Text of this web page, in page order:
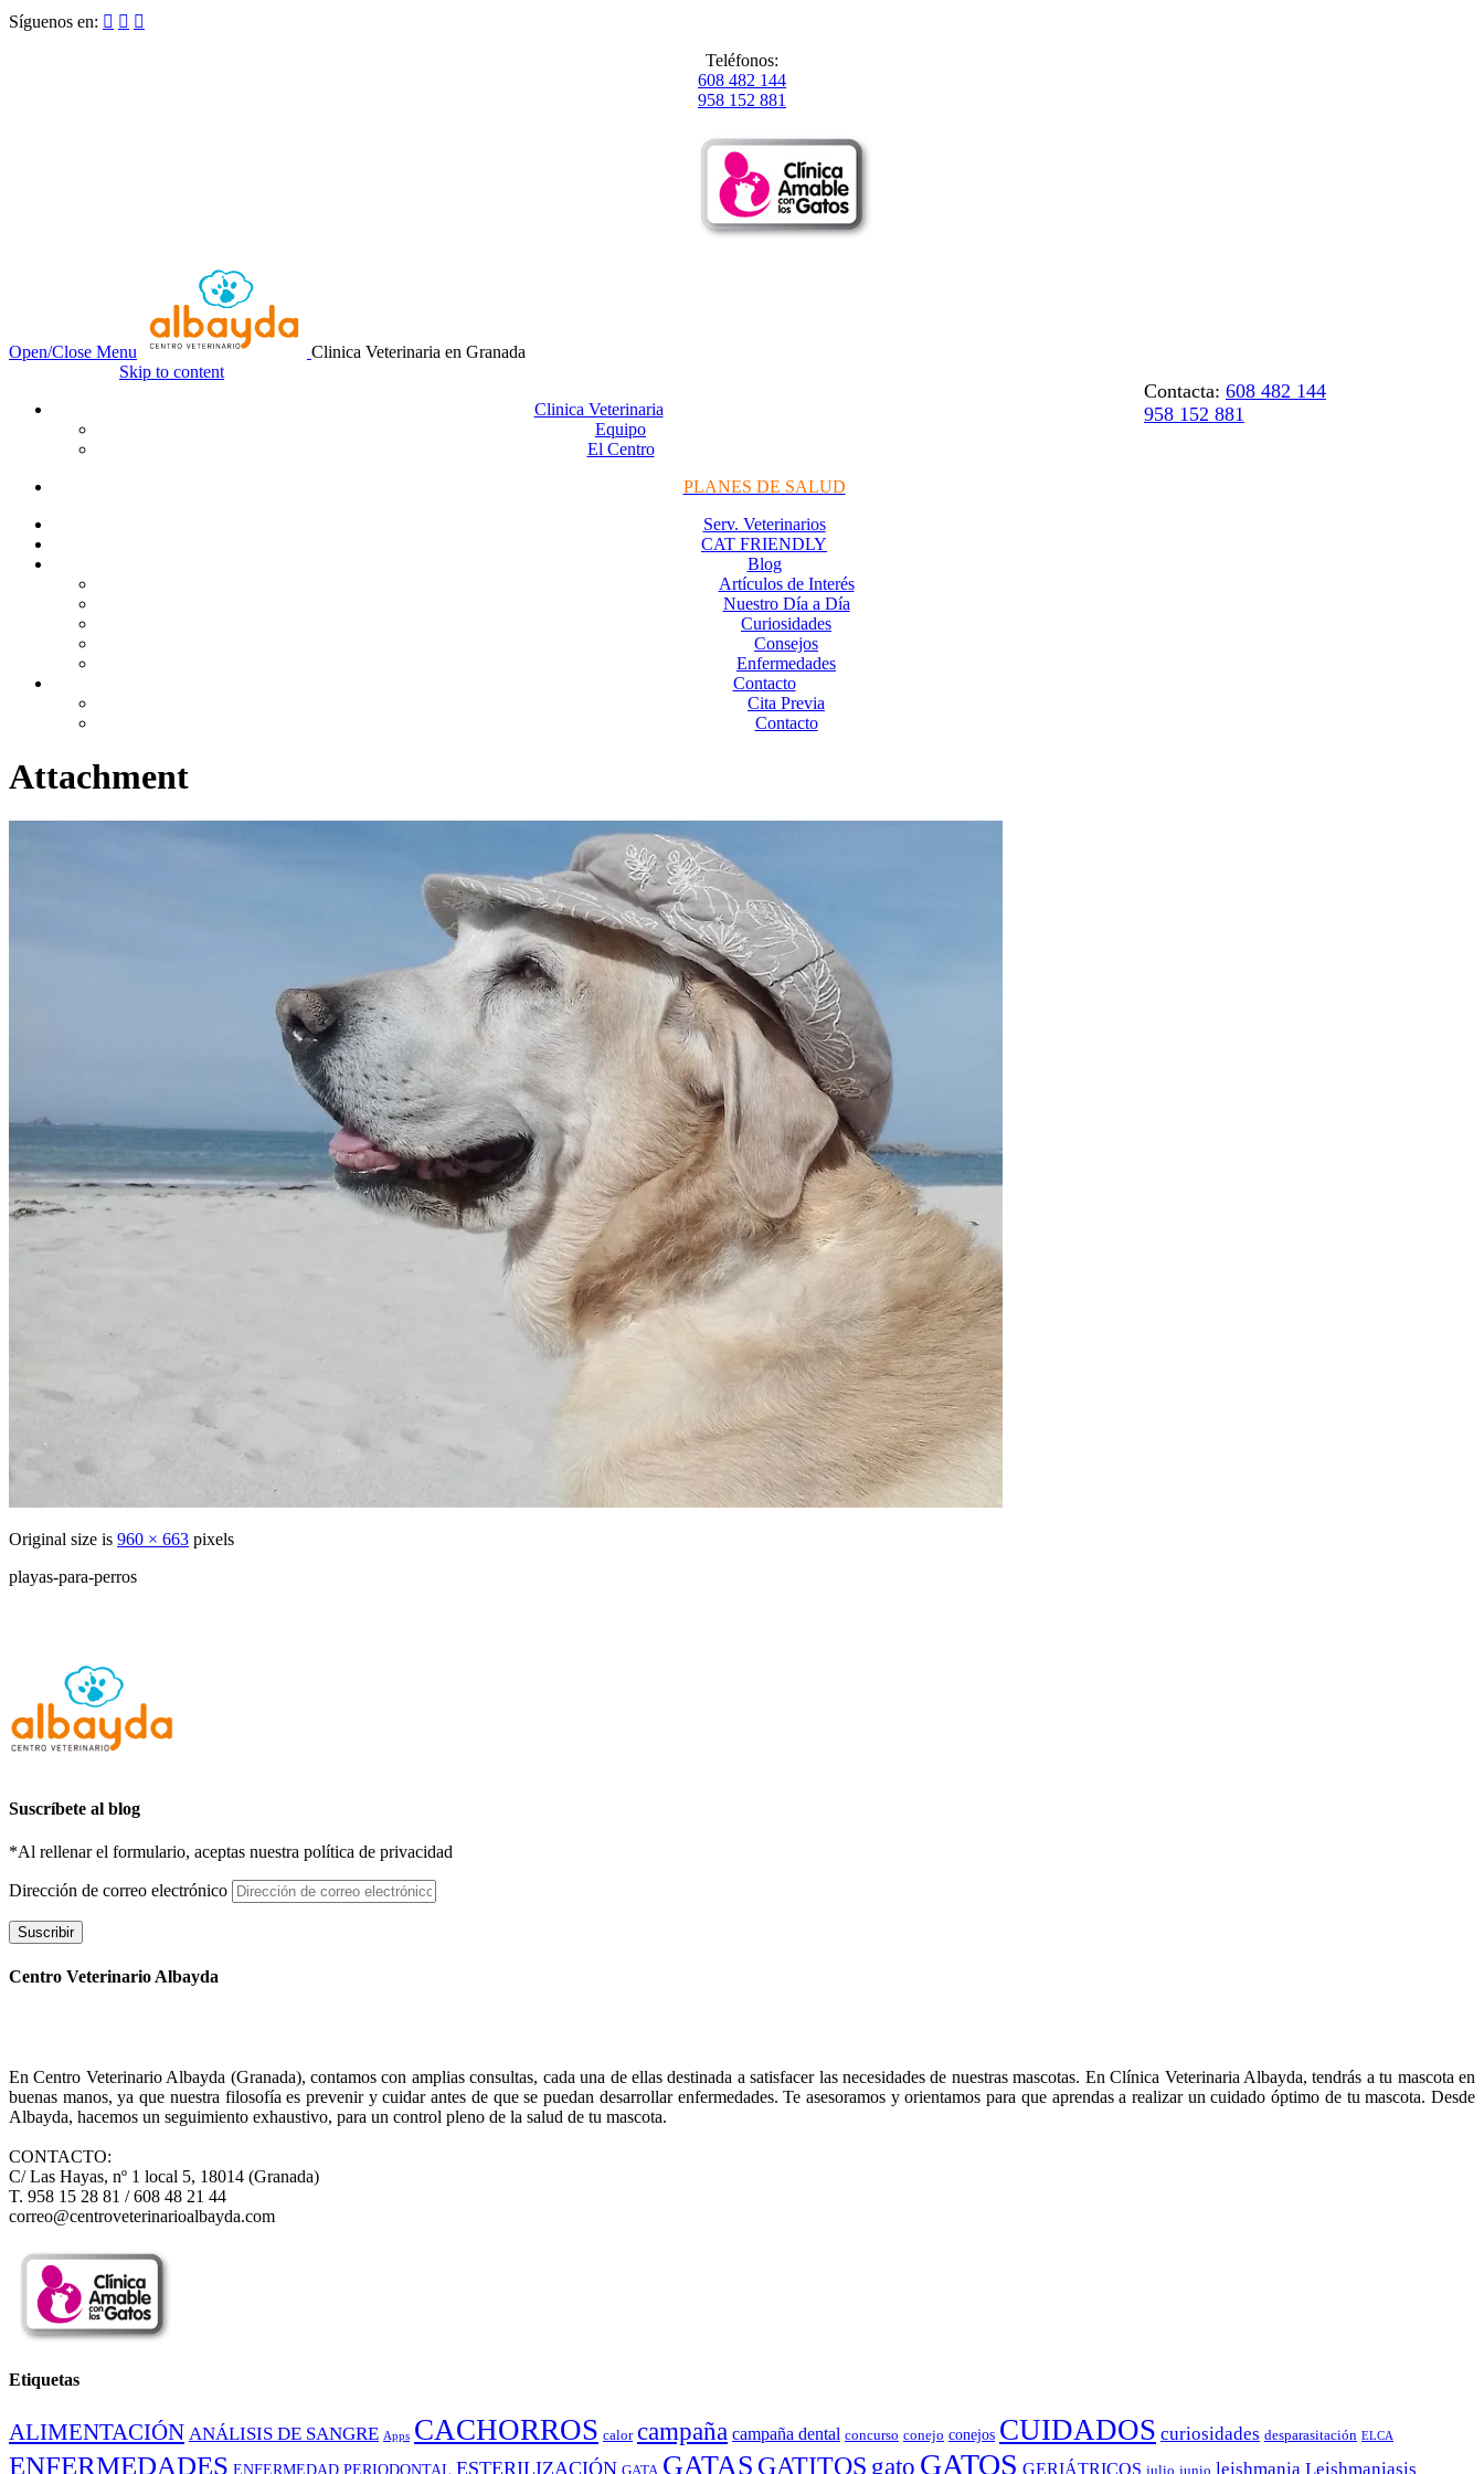
Síguenos en:   
Teléfonos:
608 482 144
958 152 881
Open/Close Menu Clinica Veterinaria en Granada
Contacta: 608 482 144
958 152 881
Skip to content
Clinica Veterinaria
Equipo
El Centro
PLANES DE SALUD
Serv. Veterinarios
CAT FRIENDLY
Blog
Artículos de Interés
Nuestro Día a Día
Curiosidades
Consejos
Enfermedades
Contacto
Cita Previa
Contacto
Attachment
Original size is 960 × 663 pixels
playas-para-perros
Suscríbete al blog
*Al rellenar el formulario, aceptas nuestra política de privacidad
Dirección de correo electrónico
Suscribir
Centro Veterinario Albayda
En Centro Veterinario Albayda (Granada), contamos con amplias consultas, cada una de ellas destinada a satisfacer las necesidades de nuestras mascotas. En Clínica Veterinaria Albayda, tendrás a tu mascota en
buenas manos, ya que nuestra filosofía es prevenir y cuidar antes de que se puedan desarrollar enfermedades. Te asesoramos y orientamos para que aprendas a realizar un cuidado óptimo de tu mascota. Desde
Albayda, hacemos un seguimiento exhaustivo, para un control pleno de la salud de tu mascota.
CONTACTO:
C/ Las Hayas, nº 1 local 5, 18014 (Granada)
T. 958 15 28 81 / 608 48 21 44
correo@centroveterinarioalbayda.com
Etiquetas
ALIMENTACIÓN ANÁLISIS DE SANGRE Apps CACHORROS calor campaña campaña dental concurso conejo conejos CUIDADOS curiosidades desparasitación ELCA
ENFERMEDADES ENFERMEDAD PERIODONTAL ESTERILIZACIÓN GATA GATAS GATITOS gato GATOS GERIÁTRICOS julio junio leishmania Leishmaniasis